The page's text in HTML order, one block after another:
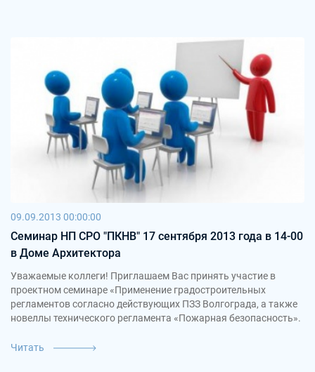
09.09.2013 00:00:00
Семинар НП СРО "ПКНВ" 17 сентября 2013 года в 14-00
в Доме Архитектора
Уважаемые коллеги! Приглашаем Вас принять участие в
проектном семинаре «Применение градостроительных
регламентов согласно действующих ПЗЗ Волгограда, а также
новеллы технического регламента «Пожарная безопасность».
Читать